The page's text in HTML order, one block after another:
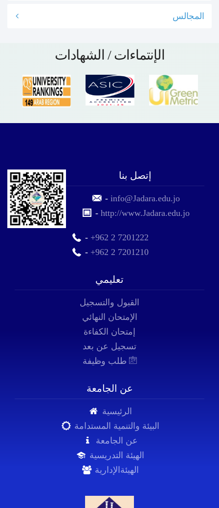
المجالس
الإنتماءات / الشهادات
إتصل بنا
-info@Jadara.edu.jo
-http://www.Jadara.edu.jo
- +962 2 7201222
- +962 2 7201210
تعليمي
القبول والتسجيل
الإمتحان النهائي
إمتحان الكفاءة
تسجيل عن بعد
عن الجامعة
الرئيسية
البيئة والتنمية المستدامة
عن الجامعة
الهيئة التدريسية
الهيئةالإدارية